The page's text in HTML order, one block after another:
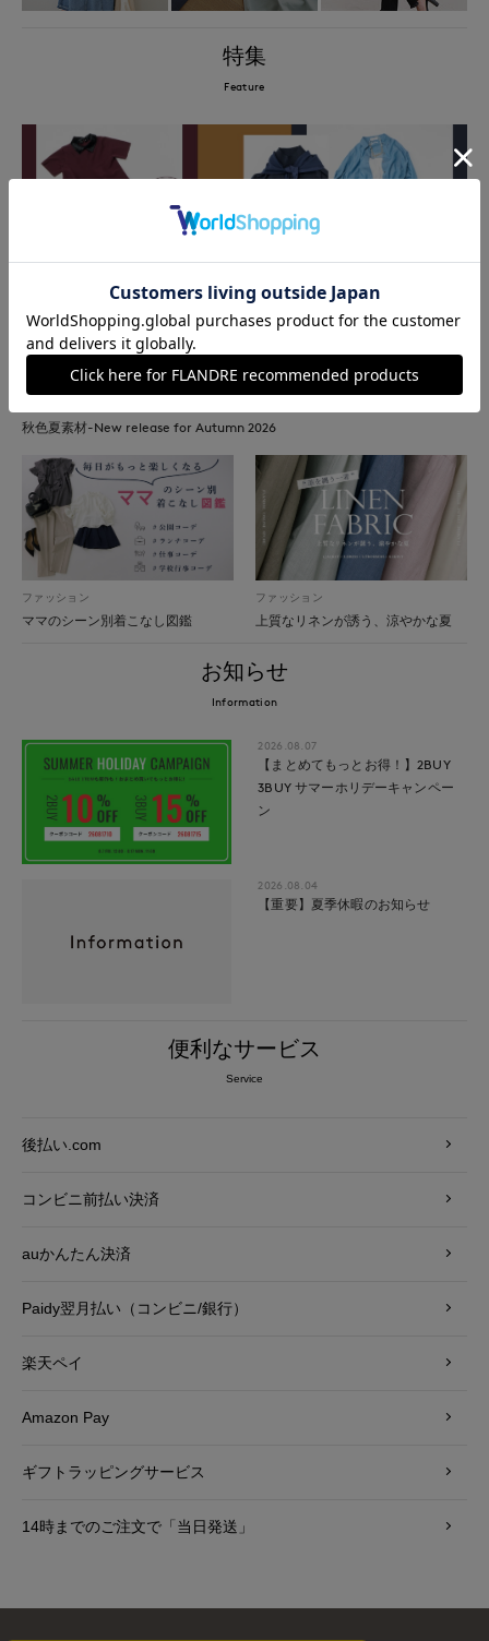
特集
Feature
秋色夏素材-New release for Autumn 2026
ファッション
ママのシーン別着こなし図鑑
ファッション
上質なリネンが誘う、涼やかな夏
お知らせ
Information
2026.08.07
【まとめてもっとお得！】2BUY
3BUY サマーホリデーキャンペー
ン
2026.08.04
【重要】夏季休暇のお知らせ
便利なサービス
Service
後払い.com
コンビニ前払い決済
auかんたん決済
Paidy翌月払い（コンビニ/銀行）
楽天ペイ
Amazon Pay
ギフトラッピングサービス
14時までのご注文で「当日発送」